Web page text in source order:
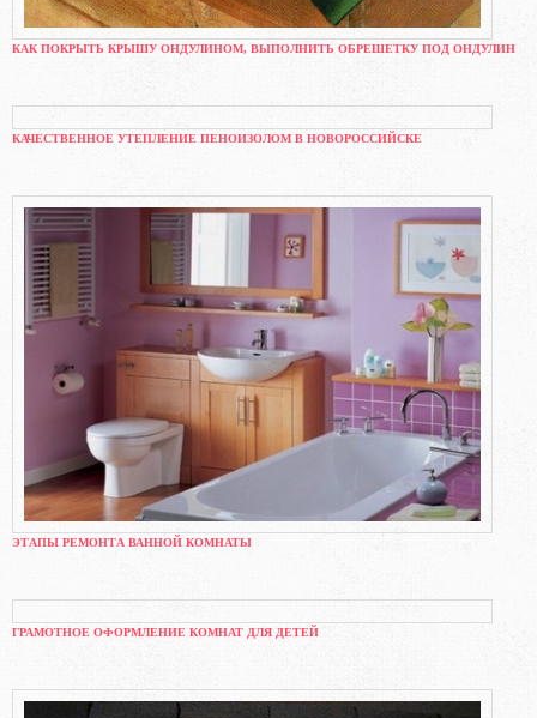
КАК ПОКРЫТЬ КРЫШУ ОНДУЛИНОМ, ВЫПОЛНИТЬ ОБРЕШЕТКУ ПОД ОНДУЛИН
КАЧЕСТВЕННОЕ УТЕПЛЕНИЕ ПЕНОИЗОЛОМ В НОВОРОССИЙСКЕ
ЭТАПЫ РЕМОНТА ВАННОЙ КОМНАТЫ
ГРАМОТНОЕ ОФОРМЛЕНИЕ КОМНАТ ДЛЯ ДЕТЕЙ